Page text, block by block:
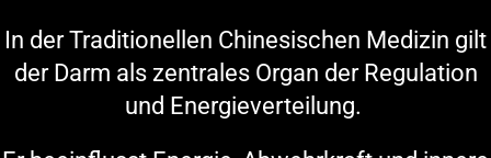
In der Traditionellen Chinesischen Medizin gilt
der Darm als zentrales Organ der Regulation
und Energieverteilung.